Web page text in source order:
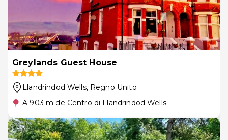
Greylands Guest House
Llandrindod Wells, Regno Unito
A 903 m de Centro di Llandrindod Wells